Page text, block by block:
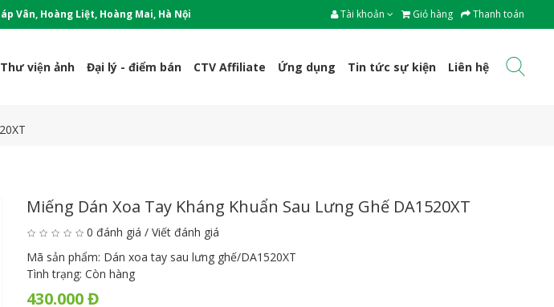
Vân, Hoàng Liệt, Hoàng Mai, Hà Nội Tài khoản Giỏ hàng Thanh toán
Thư viện ảnh Đại lý - điểm bán CTV Affiliate Ứng dụng Tin tức sự kiện Liên hệ
Miếng Dán Xoa Tay Kháng Khuẩn Sau Lưng Ghế DA1520XT
0 đánh giá / Viết đánh giá
Mã sản phẩm: Dán xoa tay sau lưng ghế/DA1520XT
Tình trạng: Còn hàng
430.000 Đ